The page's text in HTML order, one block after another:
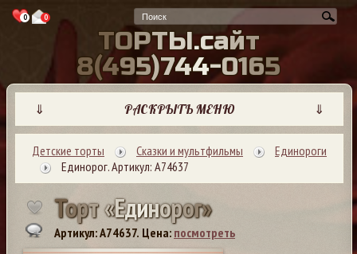
0 0
ТОРТЫ.сайт
8(495)744-0165
⇓ РАСКРЫТЬ МЕНЮ ⇓
Детские торты Сказки и мультфильмы
Единороги
Единорог. Артикул: А74637
Торт«Единорог»
Артикул: A74637. Цена: посмотреть